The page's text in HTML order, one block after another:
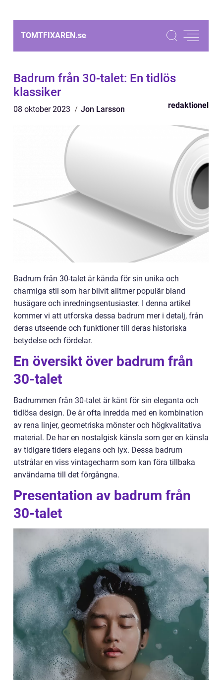
TOMTFIXAREN.se
Badrum från 30-talet: En tidlös
klassiker
08 oktober 2023 Jon Larsson redaktionel
Badrum från 30-talet är kända för sin unika och
charmiga stil som har blivit alltmer populär bland
husägare och inredningsentusiaster. I denna artikel
kommer vi att utforska dessa badrum mer i detalj, från
deras utseende och funktioner till deras historiska
betydelse och fördelar.
En översikt över badrum från
30-talet
Badrummen från 30-talet är känt för sin eleganta och
tidlösa design. De är ofta inredda med en kombination
av rena linjer, geometriska mönster och högkvalitativa
material. De har en nostalgisk känsla som ger en känsla
av tidigare tiders elegans och lyx. Dessa badrum
utstrålar en viss vintagecharm som kan föra tillbaka
användarna till det förgångna.
Presentation av badrum från
30-talet